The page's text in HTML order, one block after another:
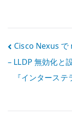
投
稿
ビ
Cisco Nexus
– LLDP 無効化と
『インタース